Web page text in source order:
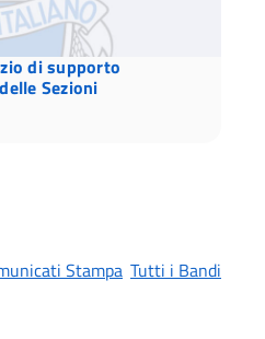
di supporto
Sezioni
Stampa Tutti i Bandi